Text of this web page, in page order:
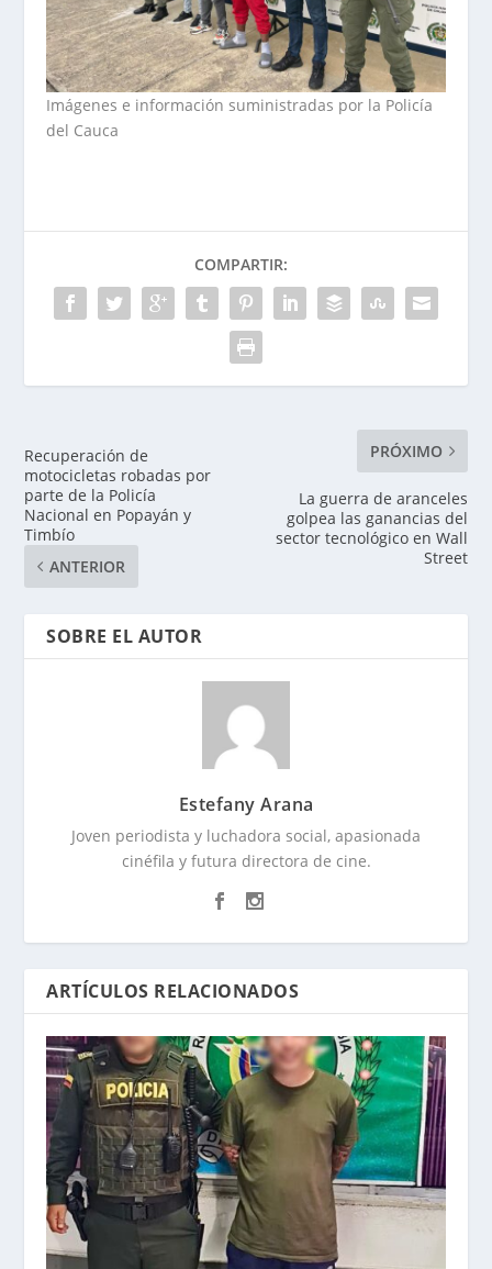
Imágenes e información suministradas por la Policía
del Cauca
COMPARTIR:
Recuperación de
motocicletas robadas por
parte de la Policía
Nacional en Popayán y
Timbío
ANTERIOR
PRÓXIMO
La guerra de aranceles
golpea las ganancias del
sector tecnológico en Wall
Street
SOBRE EL AUTOR
Estefany Arana
Joven periodista y luchadora social, apasionada
cinéfila y futura directora de cine.
ARTÍCULOS RELACIONADOS